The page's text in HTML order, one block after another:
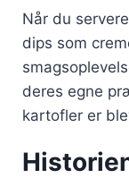
Når du
dips som
deres egne
kartofler er